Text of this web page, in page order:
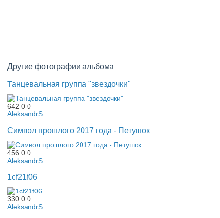
Другие фотографии альбома
Танцевальная группа "звездочки"
642 0 0
AleksandrS
Символ прошлого 2017 года - Петушок
456 0 0
AleksandrS
1cf21f06
330 0 0
AleksandrS